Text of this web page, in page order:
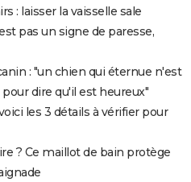
: laisser la vaisselle sale
pas un signe de paresse,
: "un chien qui éternue n'est
dire qu'il est heureux"
les 3 détails à vérifier pour
? Ce maillot de bain protège